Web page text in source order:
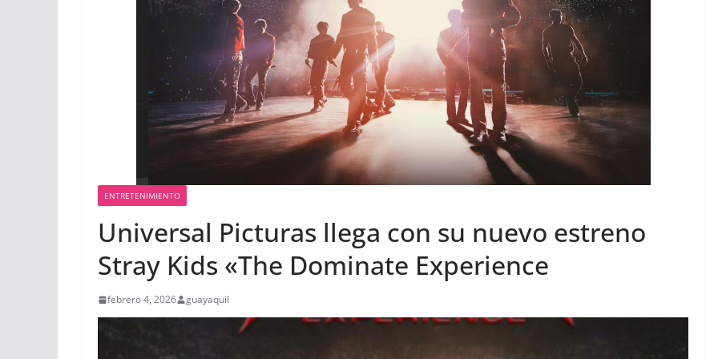
ENTRETENIMIENTO
Universal Picturas llega con su nuevo estreno
Stray Kids «The Dominate Experience
febrero 4, 2026 guayaquil